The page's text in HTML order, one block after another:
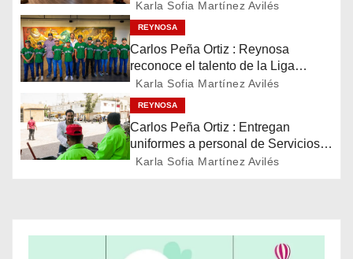
c
i
ó
n
d
n
Museo del Ferrocarril Reynosa
Karla Sofia Martínez Avilés
REYNOSA
Carlos Peña Ortiz : Reynosa
reconoce el talento de la Liga
Treviño Kelly, subcampeona
latinoamericana
Karla Sofia Martínez Avilés
REYNOSA
Carlos Peña Ortiz : Entregan
uniformes a personal de Servicios
Públicos de Reynosa
Karla Sofia Martínez Avilés